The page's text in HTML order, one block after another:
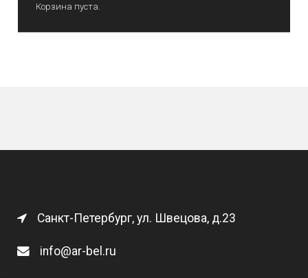
Корзина пуста.
Санкт-Петербург, ул. Швецова, д.23
info@ar-bel.ru